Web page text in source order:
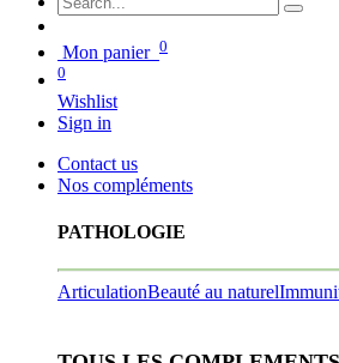
Mon panier 0
0
Wishlist
Sign in
Contact us
Nos compléments
PATHOLOGIE
ArticulationBeauté au naturel